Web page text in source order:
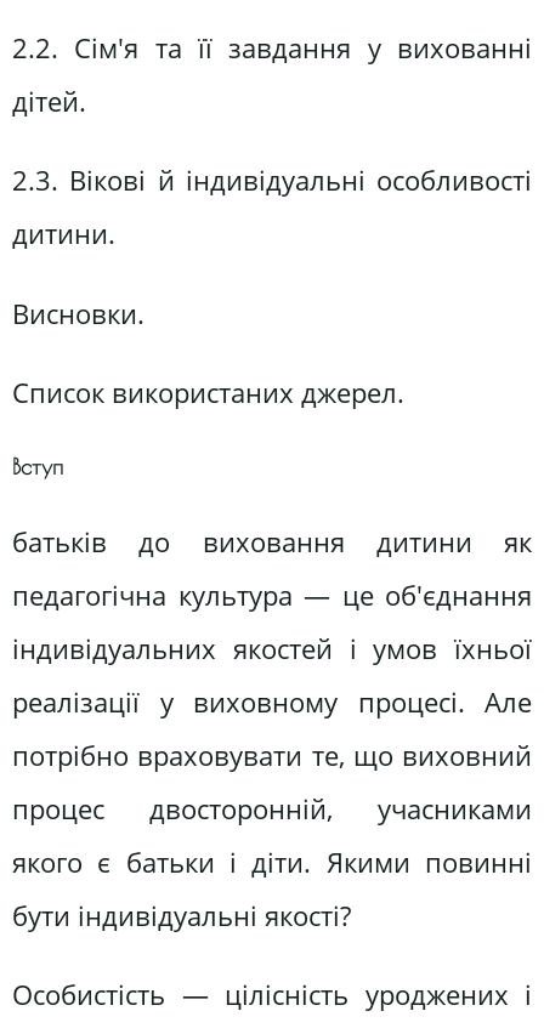
2.2. Сім'я та її завдання у вихованні
дітей.
2.3. Вікові й індивідуальні особливості
дитини.
Висновки.
Список використаних джерел.
Вступ
батьків до виховання дитини як
педагогічна культура — це об'єднання
індивідуальних якостей і умов їхньої
реалізації у виховному процесі. Але
потрібно враховувати те, що виховний
процес двосторонній, учасниками
якого є батьки і діти. Якими повинні
бути індивідуальні якості?
Особистість — цілісність уроджених і